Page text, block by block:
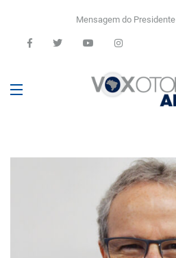
Mensagem do Presidente